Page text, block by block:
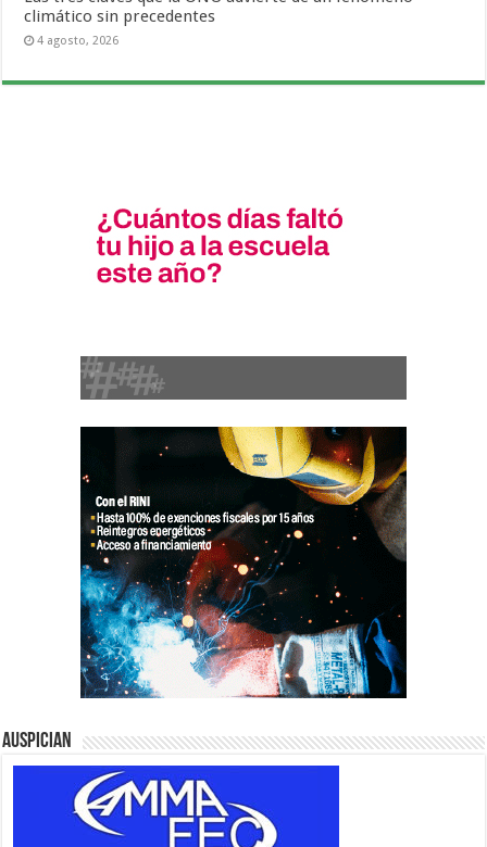
climático sin precedentes
4 agosto, 2026
Auspician